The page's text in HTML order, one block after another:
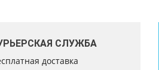
СЛУЖБА
доставка